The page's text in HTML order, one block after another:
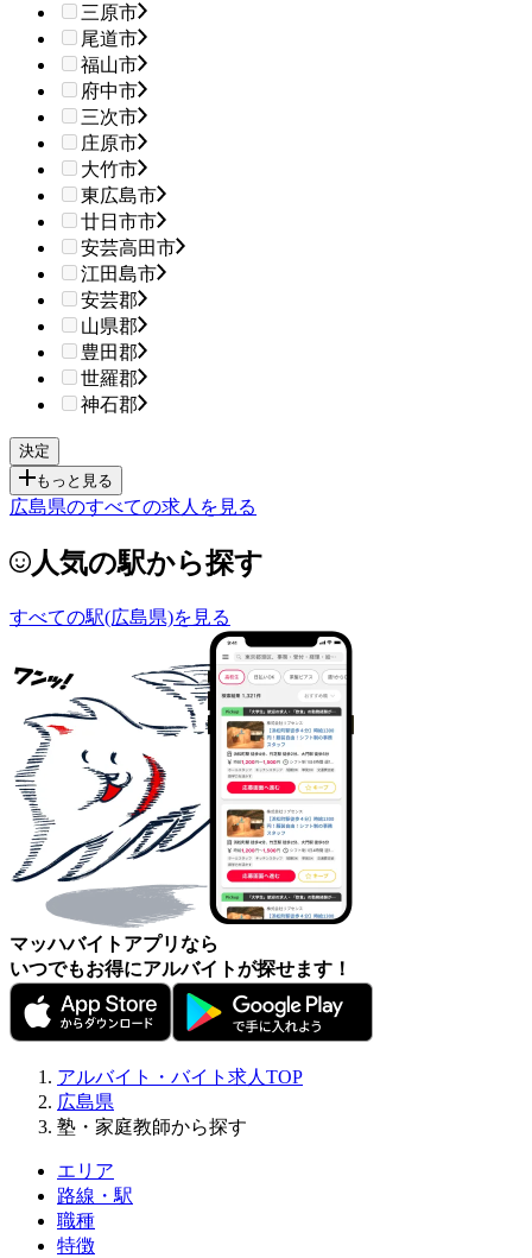
三原市
尾道市
福山市
府中市
三次市
庄原市
大竹市
東広島市
廿日市市
安芸高田市
江田島市
安芸郡
山県郡
豊田郡
世羅郡
神石郡
もっと見る
広島県のすべての求人を見る
人気の駅から探す
すべての駅(広島県)を見る
マッハバイトアプリなら
いつでもお得にアルバイトが探せます！
アルバイト・バイト求人TOP
広島県
塾・家庭教師から探す
エリア
路線・駅
職種
特徴